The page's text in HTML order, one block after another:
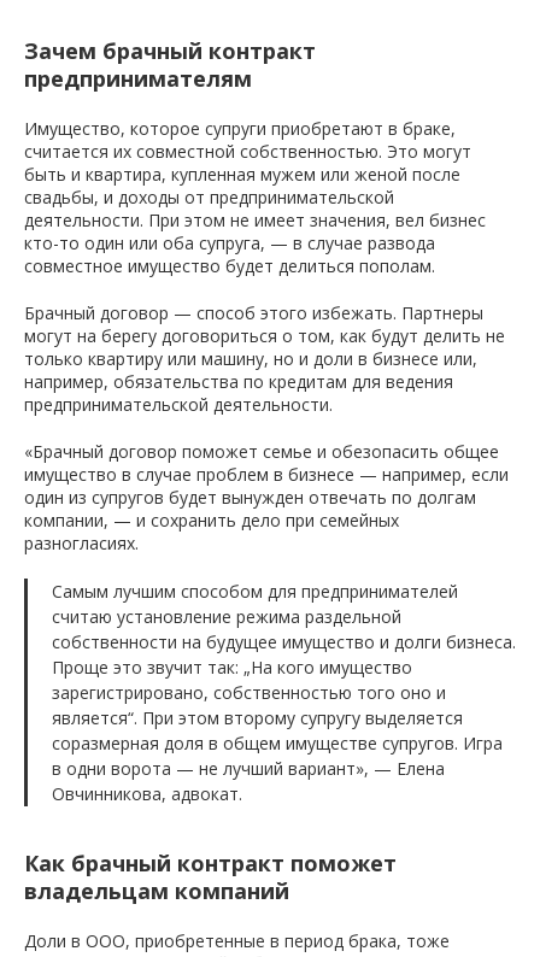
Зачем брачный контракт
предпринимателям
Имущество, которое супруги приобретают в браке,
считается их совместной собственностью. Это могут
быть и квартира, купленная мужем или женой после
свадьбы, и доходы от предпринимательской
деятельности. При этом не имеет значения, вел бизнес
кто-то один или оба супруга, — в случае развода
совместное имущество будет делиться пополам.
Брачный договор — способ этого избежать. Партнеры
могут на берегу договориться о том, как будут делить не
только квартиру или машину, но и доли в бизнесе или,
например, обязательства по кредитам для ведения
предпринимательской деятельности.
«Брачный договор поможет семье и обезопасить общее
имущество в случае проблем в бизнесе — например, если
один из супругов будет вынужден отвечать по долгам
компании, — и сохранить дело при семейных
разногласиях.
Самым лучшим способом для предпринимателей
считаю установление режима раздельной
собственности на будущее имущество и долги бизнеса.
Проще это звучит так: „На кого имущество
зарегистрировано, собственностью того оно и
является“. При этом второму супругу выделяется
соразмерная доля в общем имуществе супругов. Игра
в одни ворота — не лучший вариант», — Елена
Овчинникова, адвокат.
Как брачный контракт поможет
владельцам компаний
Доли в ООО, приобретенные в период брака, тоже